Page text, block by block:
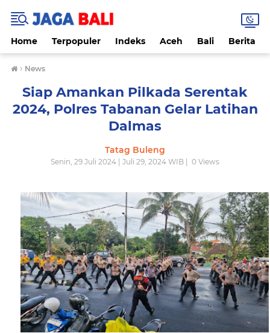
Home Terpopuler Indeks Aceh Bali Berita
› News
Siap Amankan Pilkada Serentak
2024, Polres Tabanan Gelar Latihan
Dalmas
Tatag Buleng
Senin, 29 Juli 2024 | Juli 29, 2024 WIB | 0 Views